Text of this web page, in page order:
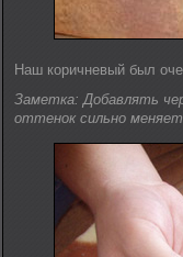
Наш коричневый был
Заметка: Добавлять
оттенок сильно